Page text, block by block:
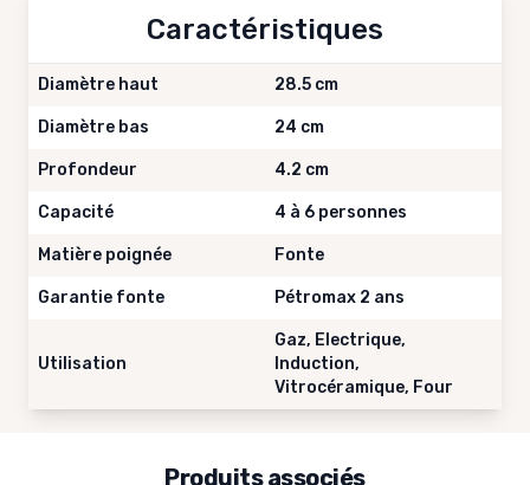
Caractéristiques
Diamètre haut 28.5 cm
Diamètre bas 24 cm
Profondeur 4.2 cm
Capacité 4 à 6 personnes
Matière poignée Fonte
Garantie fonte Pétromax 2 ans
Utilisation
Gaz, Electrique,
Induction,
Vitrocéramique, Four
Produits associés